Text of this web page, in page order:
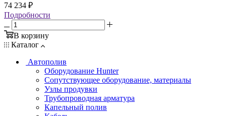
74 234 ₽
Подробности
В корзину
Каталог
Автополив
Оборудование Hunter
Сопутствующее оборудование, материалы
Узлы продувки
Трубопроводная арматура
Капельный полив